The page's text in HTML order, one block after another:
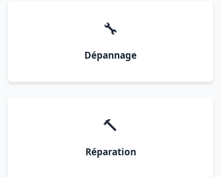
🔧
Dépannage
🔨
Réparation